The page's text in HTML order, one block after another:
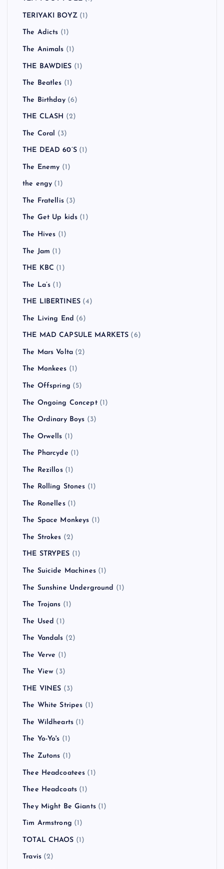
TERIYAKI BOYZ(1)
The Adicts (1)
The Animals (1)
THE BAWDIES (1)
The Beatles (1)
The Birthday(6)
THE CLASH (2)
The Coral (3)
THE DEAD 60’S(1)
The Enemy (1)
the engy (1)
The Fratellis(3)
The Get Up kids (1)
The Hives (1)
The Jam (1)
THE KBC (1)
The La’s (1)
THE LIBERTINES (4)
The Living End (6)
THE MAD CAPSULE MARKETS (6)
The Mars Volta (2)
The Monkees (1)
The Offspring (5)
The Ongoing Concept(1)
The Ordinary Boys (3)
The Orwells (1)
The Pharcyde (1)
The Rezillos(1)
The Rolling Stones (1)
The Ronelles(1)
The Space Monkeys (1)
The Strokes (2)
THE STRYPES (1)
The Suicide Machines(1)
The Sunshine Underground (1)
The Trojans (1)
The Used (1)
The Vandals (2)
The Verve (1)
The View (3)
THE VINES (3)
The White Stripes (1)
The Wildhearts (1)
The Yo-Yo's (1)
The Zutons (1)
Thee Headcoatees (1)
Thee Headcoats (1)
They Might Be Giants(1)
Tim Armstrong (1)
TOTAL CHAOS (1)
Travis(2)